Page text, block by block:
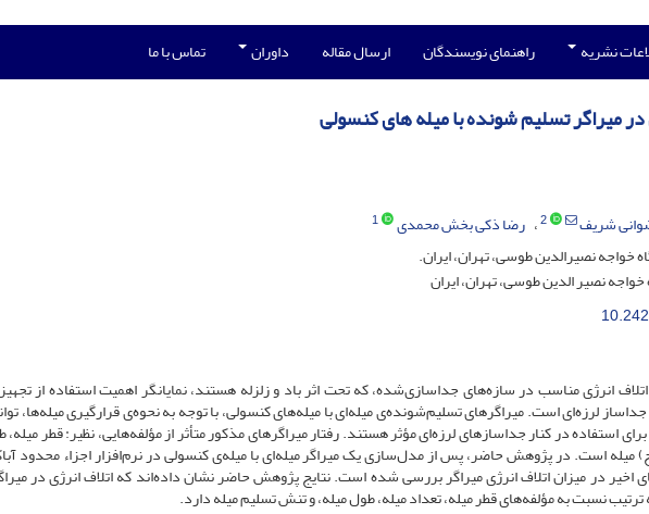
نشریه راهنمای نویسندگان ارسال مقاله داوران تماس با ما
میراگر تسلیم شونده با میله‌ های کنسولی
شریف 2 رضا ذکی بخش محمدی
1
‌نصیرالدین طوسی، تهران، ایران.
نصیر الدین طوسی، تهران، ایران
انرژی مناسب در سازه‌های جداسازی‌شده، که تحت اثر باد و زلزله هستند، نمایانگر اهمیت استفاده از
لرزه‌ای است. میراگرهای تسلیم‌شونده‌ی میله‌ای با میله‌های کنسولی، با توجه ‌به نحوه‌ی قرارگیری میله‌ها،
استفاده در کنار جداسازهای لرزه‌ای مؤثر هستند. رفتار میراگرهای مذکور متأثر از مؤلفه‌هایی، نظیر: قطر میله،
میله است. در پژوهش حاضر، پس از مدل‌سازی یک میراگر میله‌ای با میله‌ی کنسولی در نرم‌افزار اجزاء محدود
اخیر در میزان اتلاف انرژی میراگر بررسی شده است. نتایج پژوهش حاضر نشان داده‌اند که اتلاف انرژی در
نسبت به مؤلفه‌های قطر میله، تعداد میله، طول میله، و تنش تسلیم میله دارد.